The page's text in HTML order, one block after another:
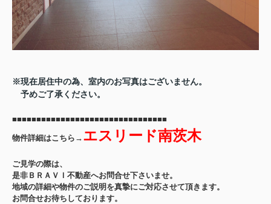
※現在居住中の為、室内のお写真はございません。
予めご了承ください。
■■■■■■■■■■■■■■■■■■■■■■■■■■■■■■■■
物件詳細はこちら→ エスリード南茨木
ご見学の際は、
是非ＢＲＡＶＩ不動産へお問合せ下さいませ。
地域の詳細や物件のご説明を真摯にご対応させて頂きます。
お問合せお待ちしております。